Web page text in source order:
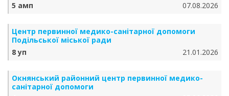
5 амп
07.08.2026
Центр первинної медико-санітарної допомоги
Подільської міської ради
8 уп
21.01.2026
Окнянський районний центр первинної медико-
санітарної допомоги